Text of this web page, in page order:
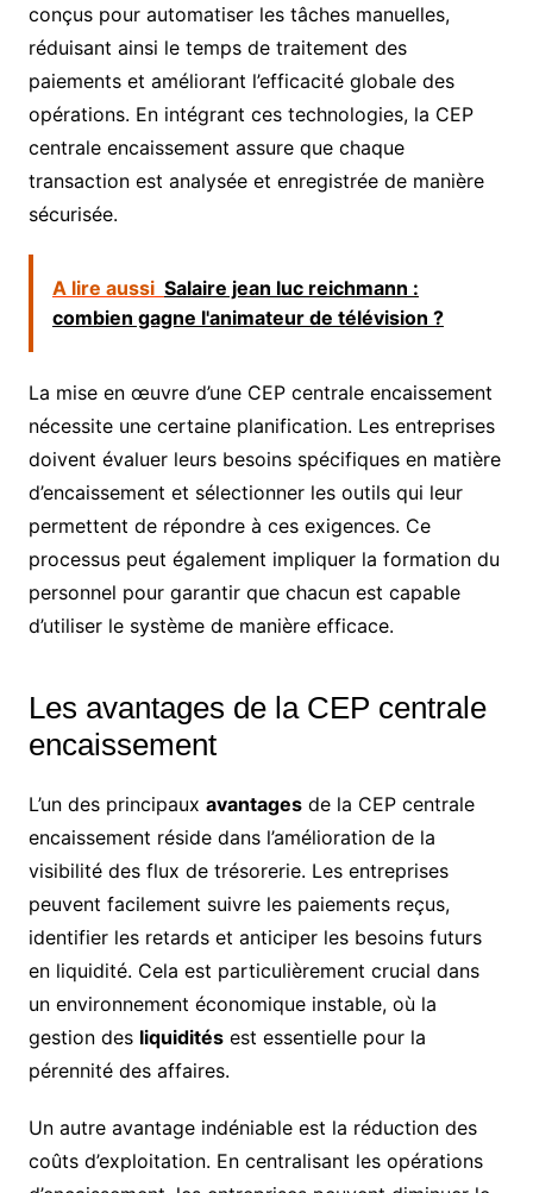
conçus pour automatiser les tâches manuelles,
réduisant ainsi le temps de traitement des
paiements et améliorant l’efficacité globale des
opérations. En intégrant ces technologies, la CEP
centrale encaissement assure que chaque
transaction est analysée et enregistrée de manière
sécurisée.
A lire aussi Salaire jean luc reichmann :
combien gagne l'animateur de télévision ?
La mise en œuvre d’une CEP centrale encaissement
nécessite une certaine planification. Les entreprises
doivent évaluer leurs besoins spécifiques en matière
d’encaissement et sélectionner les outils qui leur
permettent de répondre à ces exigences. Ce
processus peut également impliquer la formation du
personnel pour garantir que chacun est capable
d’utiliser le système de manière efficace.
Les avantages de la CEP centrale
encaissement
L’un des principaux avantagesde la CEP centrale
encaissement réside dans l’amélioration de la
visibilité des flux de trésorerie. Les entreprises
peuvent facilement suivre les paiements reçus,
identifier les retards et anticiper les besoins futurs
en liquidité. Cela est particulièrement crucial dans
un environnement économique instable, où la
gestion des liquiditésest essentielle pour la
pérennité des affaires.
Un autre avantage indéniable est la réduction des
coûts d’exploitation. En centralisant les opérations